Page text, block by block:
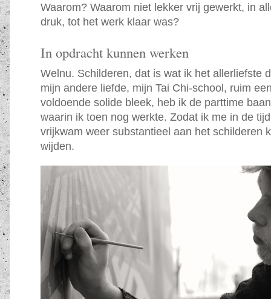
Waarom? Waarom niet lekker vrij gewerkt, in
druk, tot het werk klaar was?
In opdracht kunnen werken
Welnu. Schilderen, dat is wat ik het allerliefste
mijn andere liefde, mijn Tai Chi-school, ruim
voldoende solide bleek, heb ik de parttime
waarin ik toen nog werkte. Zodat ik me in de
vrijkwam weer substantieel aan het schilderen
wijden.